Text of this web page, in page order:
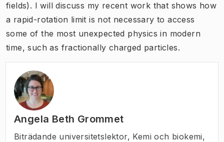
fields). I will discuss my recent work that shows how
a rapid-rotation limit is not necessary to access
some of the most unexpected physics in modern
time, such as fractionally charged particles.
Angela Beth Grommet
Biträdande universitetslektor, Kemi och biokemi,